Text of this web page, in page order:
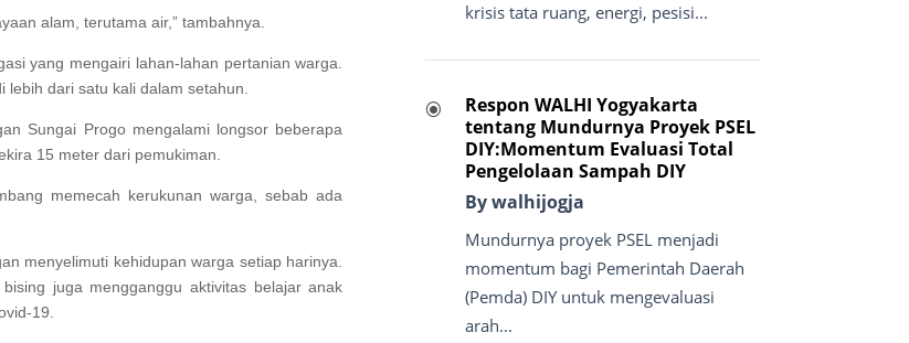
alam, terutama air,” tambahnya.
yang mengairi lahan-lahan pertanian warga.
lebih dari satu kali dalam setahun.
Sungai Progo mengalami longsor beberapa
15 meter dari pemukiman.
memecah kerukunan warga, sebab ada
menyelimuti kehidupan warga setiap harinya.
juga mengganggu aktivitas belajar anak
19.
krisis tata ruang, energi, pesisi...
\
Respon WALHI Yogyakarta
tentang Mundurnya Proyek PSEL
DIY:Momentum Evaluasi Total
Pengelolaan Sampah DIY
By walhijogja
Mundurnya proyek PSEL menjadi
momentum bagi Pemerintah Daerah
(Pemda) DIY untuk mengevaluasi
arah...